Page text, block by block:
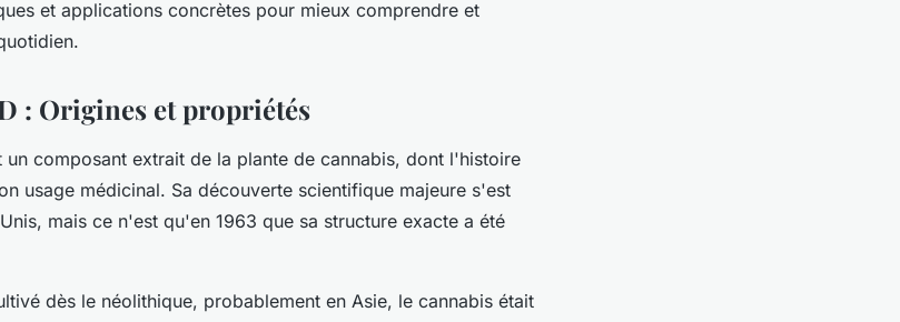
et applications concrètes pour mieux comprendre et
: Origines et propriétés
un composant extrait de la plante de cannabis, dont l'histoire
usage médicinal. Sa découverte scientifique majeure s'est
mais ce n'est qu'en 1963 que sa structure exacte a été
dès le néolithique, probablement en Asie, le cannabis était